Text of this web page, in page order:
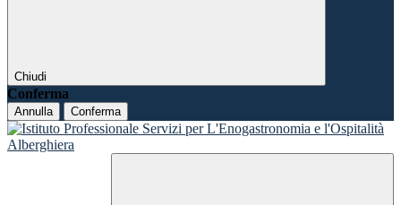
Chiudi
Conferma
Annulla Conferma